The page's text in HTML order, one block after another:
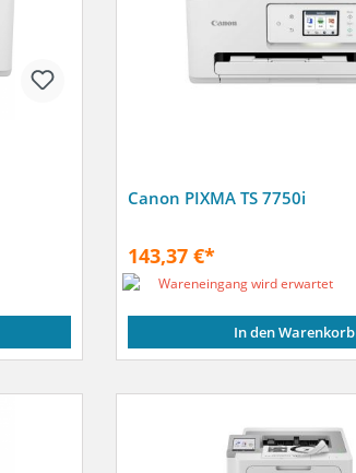
Canon PIXMA TS 7750i
143,37 €*
Wareneingang wird erwartet
In den Warenkorb